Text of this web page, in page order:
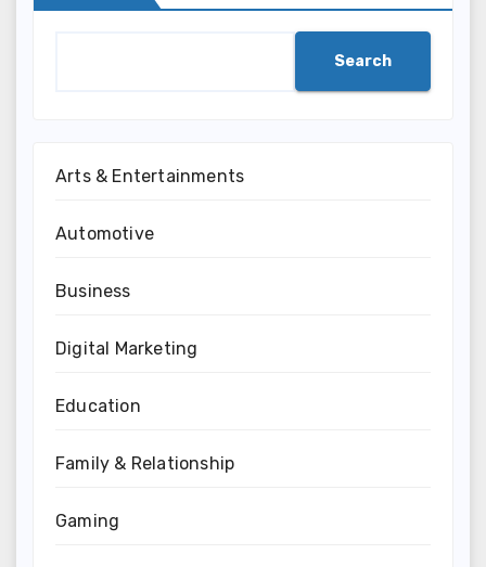
Search
Arts & Entertainments
Automotive
Business
Digital Marketing
Education
Family & Relationship
Gaming